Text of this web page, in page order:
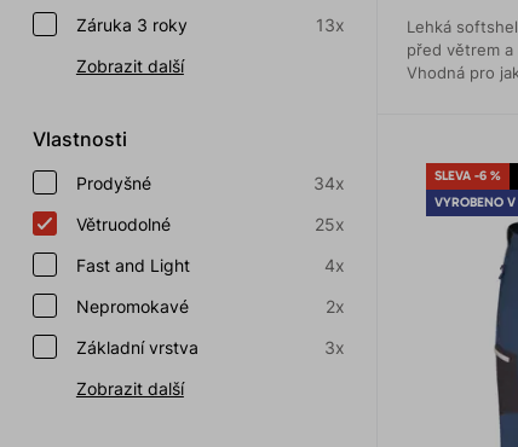
Záruka 3 roky
13x
Zobrazit další
Vlastnosti
Prodyšné
34x
Větruodolné
25x
Fast and Light
4x
Nepromokavé
2x
Základní vrstva
3x
Zobrazit další
Lehká
před větrem a
Vhodná pro
SLEVA -6 %
VYROBENO V